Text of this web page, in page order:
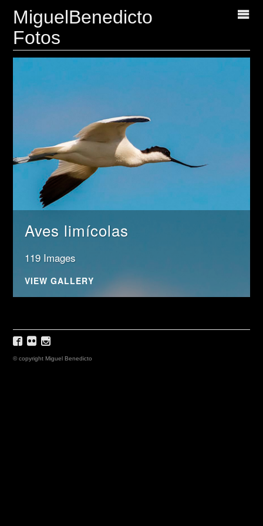
MiguelBenedicto
Fotos
Aves limícolas
119 Images
VIEW GALLERY
© copyright Miguel Benedicto